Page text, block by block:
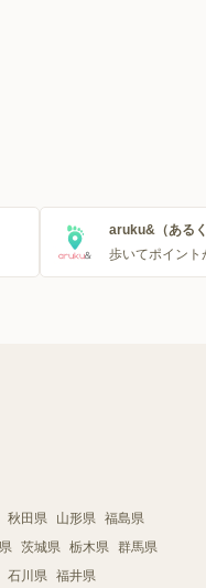
aruku&（ある
歩いてポイント
秋田県 山形県 福島県
茨城県 栃木県 群馬県
石川県 福井県